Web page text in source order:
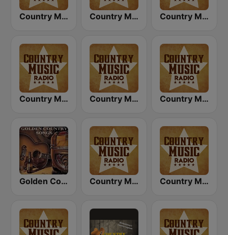
Country Music Radio - Country Mix Country Music Radio - 70's Country Country Music Radio - 80's Country
Country Music Radio - Country Love Country Music Radio - 60's Country Country Music Radio - 90's Country
Golden Country Songs Country Music Radio - Today's Country Country Music Radio - Irish Country